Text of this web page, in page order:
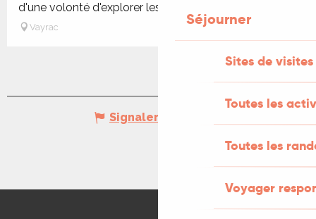
Séjourner
Sites de visites
Toutes les
Toutes les
Voyager
d'une volonté d'explorer les...
Vayrac
Signaler une erreur